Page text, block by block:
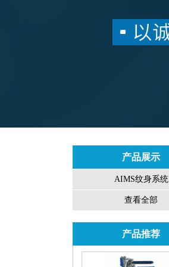
产品展示
AIMS纹身系统
查看全部
产品推荐